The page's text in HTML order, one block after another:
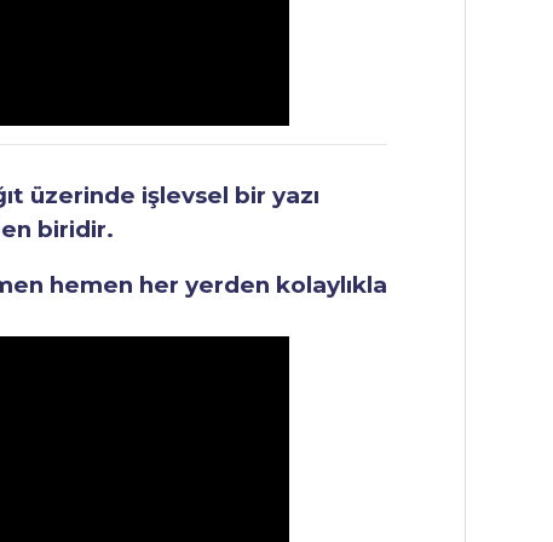
üzerinde işlevsel bir yazı
biridir.
hemen her yerden kolaylıkla